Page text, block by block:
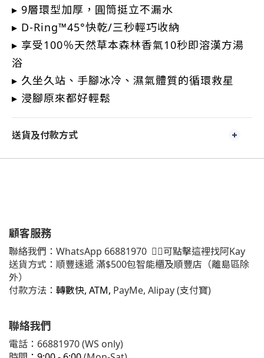
▸ 9層環型加厚，圓筒挺立不漏水
▸ D-Ring™45°快乾/三秒輕巧收納
▸ 享受100％天然草本森林香氣10秒即溶漢方湯
浴
▸ 久坐久站、手腳冰冷、濕氣體質的循環救星
▸ 浸腳原來都好輕鬆
送貨及付款方式
顧客服務
聯絡我們： WhatsApp 66881970 👈🏻可點擊這裡找阿Kay
送貨方式：順豐速遞 滿$500包智能櫃及順豐店（離島區除
外）
付款方法： 轉數快, ATM, PayMe, Alipay (支付寶)
聯絡我們
電話：66881970 (WS only)